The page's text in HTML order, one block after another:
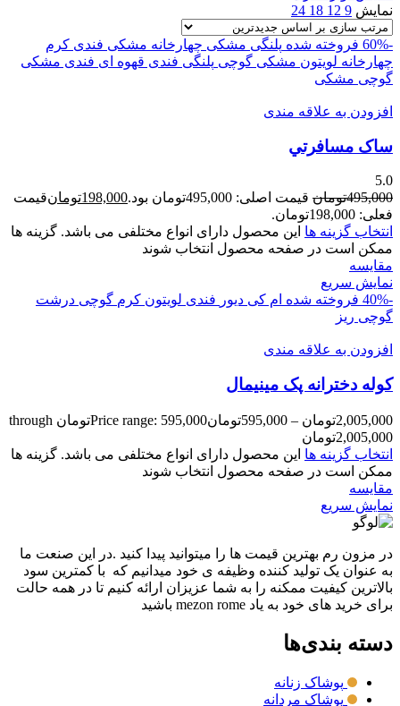
نمایش 9
12
18
24
-60% فروخته شده پلنگی مشکی چهارخانه مشکی فندی کرم
چهارخانه لویتون مشکی گوچی پلنگی فندی قهوه ای فندی مشکی
گوچی مشکی
افزودن به علاقه مندی
ساک مسافرتي
5.0
495,000تومان قیمت اصلی: 495,000تومان بود. 198,000تومانقیمت
فعلی: 198,000تومان.
انتخاب گزینه ها این محصول دارای انواع مختلفی می باشد. گزینه ها
ممکن است در صفحه محصول انتخاب شوند
مقايسه
نمایش سریع
-40%
فروخته شده ام کی دیور فندی لویتون کرم گوچی درشت
گوچی ریز
افزودن به علاقه مندی
کوله دخترانه پک مينيمال
2,005,000تومان –
595,000تومان
Price range: 595,000تومان through
2,005,000تومان
انتخاب گزینه ها این محصول دارای انواع مختلفی می باشد. گزینه ها
ممکن است در صفحه محصول انتخاب شوند
مقايسه
نمایش سریع
در مزون رم بهترین قیمت ها را میتوانید پیدا کنید .در این صنعت ما
به عنوان یک تولید کننده وظیفه ی خود میدانیم که با کمترین سود
بالاترین کیفیت ممکنه را به شما عزیزان ارائه کنیم تا در همه حالت
برای خرید های خود به یاد mezon rome باشید
دسته بندی‌ها
پوشاک زنانه
پوشاک مردانه